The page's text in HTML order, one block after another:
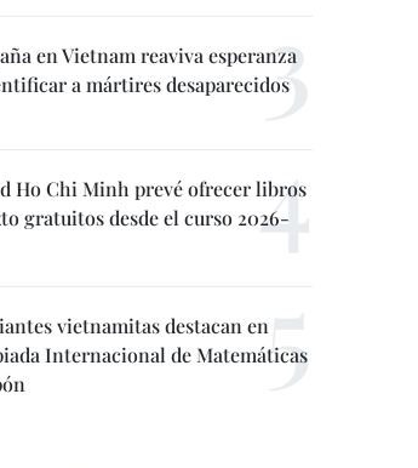
en Vietnam reaviva esperanza
a mártires desaparecidos
Ho Chi Minh prevé ofrecer libros
gratuitos desde el curso 2026-
vietnamitas destacan en
Internacional de Matemáticas